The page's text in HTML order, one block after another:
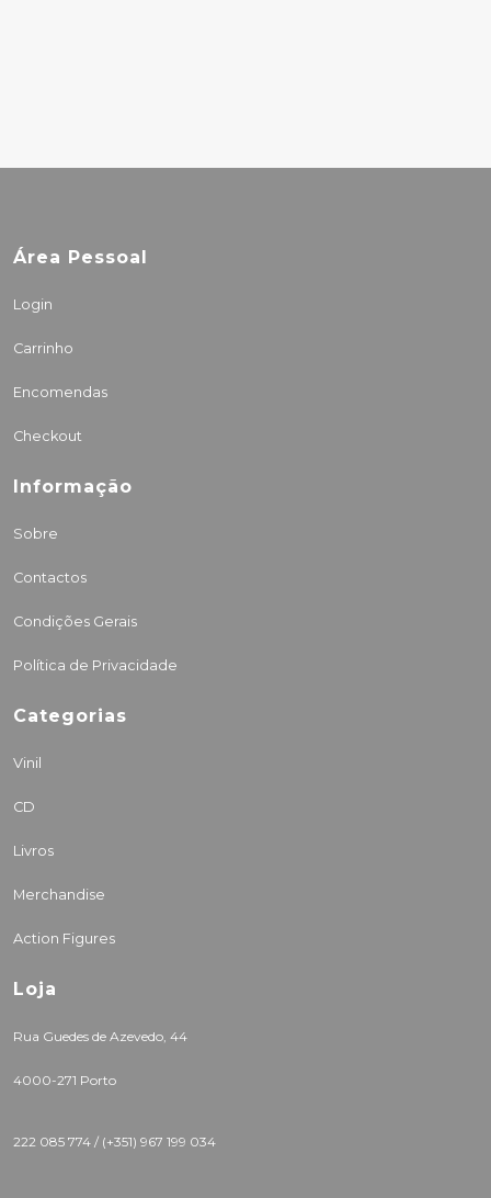
Área Pessoal
Login
Carrinho
Encomendas
Checkout
Informação
Sobre
Contactos
Condições Gerais
Política de Privacidade
Categorias
Vinil
CD
Livros
Merchandise
Action Figures
Loja
Rua Guedes de Azevedo, 44
4000-271 Porto
222 085 774 / (+351) 967 199 034